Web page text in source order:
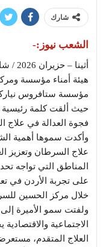
شارك
الشعب نيوز:-
هيئة أمناء مؤسسة
مؤسسة ستافروس
حيث ألقت كلمة رئيسية
فجوة العدالة في علاج
وأكدت سموها أهمية
علاج السرطان وتعزيز
المناطق التي تواجه
على تجربة الأردن في
خلال مركز الحسين
ولفتت سمو الأميرة
الاجتماعية
العلاج المتقدم،